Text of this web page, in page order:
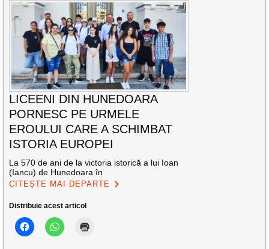
LICEENI DIN HUNEDOARA
PORNESC PE URMELE
EROULUI CARE A SCHIMBAT
ISTORIA EUROPEI
La 570 de ani de la victoria istorică a lui Ioan
(Iancu) de Hunedoara în
CITEȘTE MAI DEPARTE
Distribuie acest articol